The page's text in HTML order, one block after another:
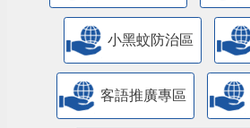
小黑蚊防治區
客語推廣專區